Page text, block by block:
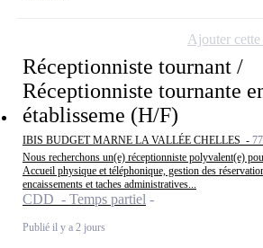
Réceptionniste tournant /
Réceptionniste tournante
établisseme (H/F)
IBIS BUDGET MARNE LA VALLÉE CHELLES -
Nous recherchons un(e) réceptionniste polyvalent(e)
Accueil physique et téléphonique, gestion des
encaissements et taches administratives...
CDD - Temps partiel
Publié il y a 2 jours
Ajouter